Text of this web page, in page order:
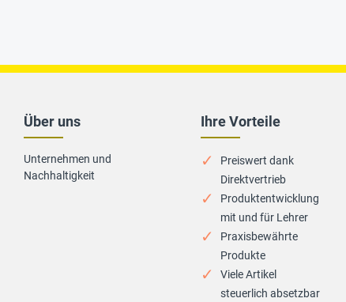
Ihre Vorteile
Preiswert dank
Direktvertrieb
Produktentwicklung
mit und für Lehrer
Praxisbewährte
Produkte
Viele Artikel
steuerlich absetzbar
Über uns
Unternehmen und
Nachhaltigkeit